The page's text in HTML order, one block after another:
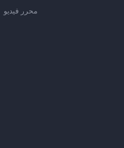
محرر فيديو